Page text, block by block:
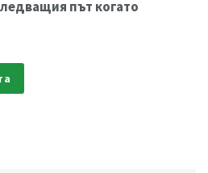
път когато